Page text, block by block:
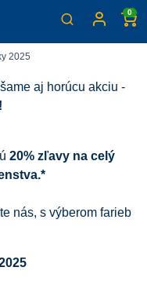
0
2025
sviatky!
aj horúcu akciu -
20% zľavy na celý
nás, s výberom farieb